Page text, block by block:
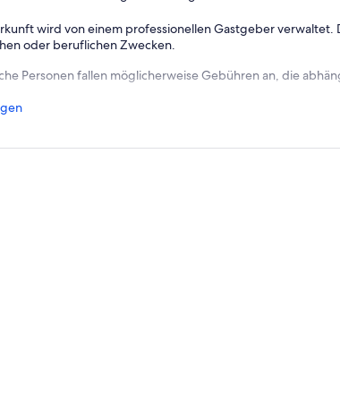
Aufenthalt
wird von einem professionellen Gastgeber
oder beruflichen Zwecken.
Personen fallen möglicherweise Gebühren an, die